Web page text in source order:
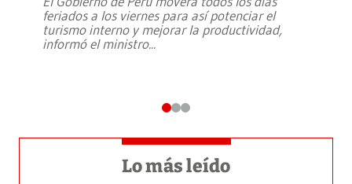
feriados a los viernes para así potenciar el
turismo interno y mejorar la productividad,
informó el ministro...
Lo más leído